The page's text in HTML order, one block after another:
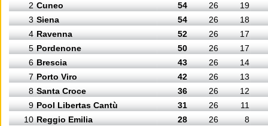
2 Cuneo 54 26
19
3 Siena 54 26
18
4 Ravenna 52 26
17
5 Pordenone 50 26
17
6 Brescia 43 26
14
7 Porto Viro 42 26
13
8 Santa Croce 36 26
12
9 Pool Libertas Cantù 31 26
11
10 Reggio Emilia 28 26
8